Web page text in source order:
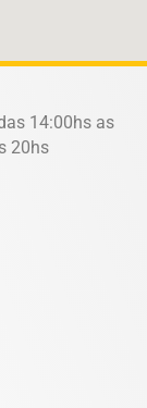
14:00hs as
20hs